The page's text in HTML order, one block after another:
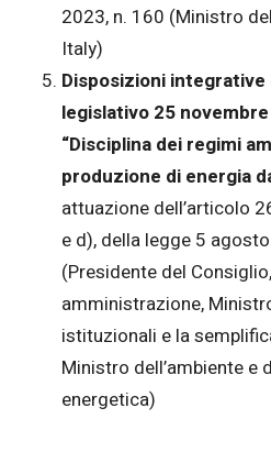
2023, n. 160 (Ministro
Italy)
Disposizioni
legislativo 25
“Disciplina dei regimi
produzione di energia
attuazione dell’articolo
e d), della legge 5
(Presidente del
amministrazione,
istituzionali e la
Ministro dell’ambiente e
energetica)